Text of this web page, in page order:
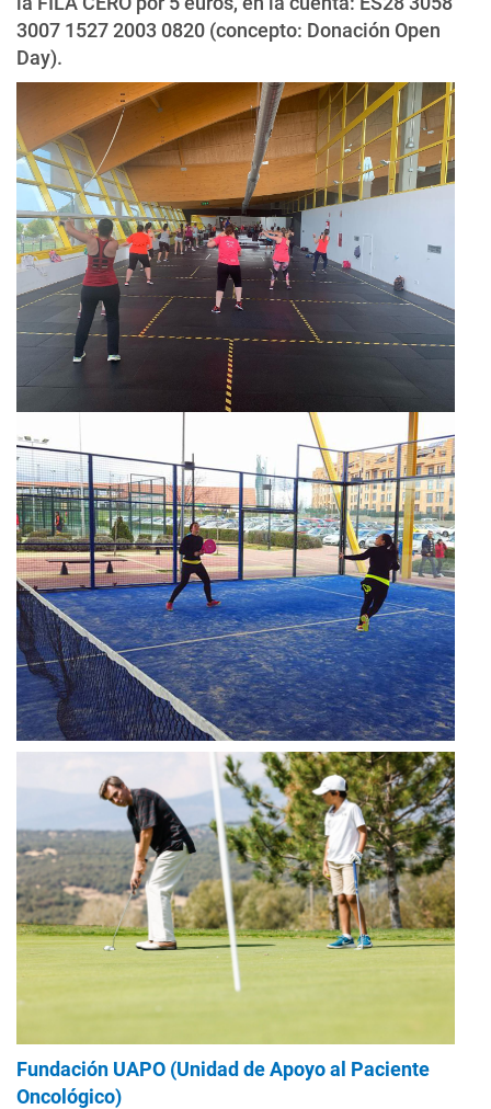
3007 1527 2003 0820 (concepto: Donación Open
Day).
Fundación UAPO (Unidad de Apoyo al Paciente
Oncológico)